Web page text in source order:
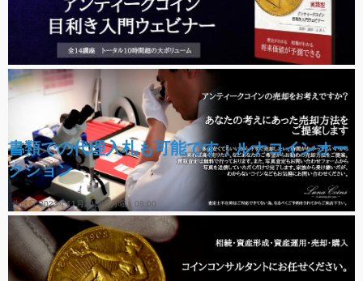
書類での代理入札も可能です；ルナコインオー
クション
作成日 2023年11月20日（月曜）08:00